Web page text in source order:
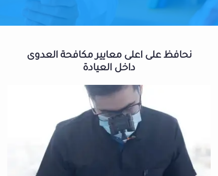
نحافظ على اعلى معايير مكافحة العدوى
داخل العيادة